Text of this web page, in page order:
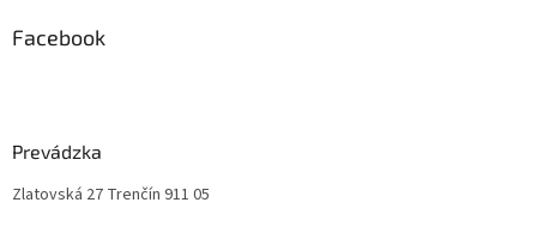
Facebook
Prevádzka
Zlatovská 27 Trenčín 911 05